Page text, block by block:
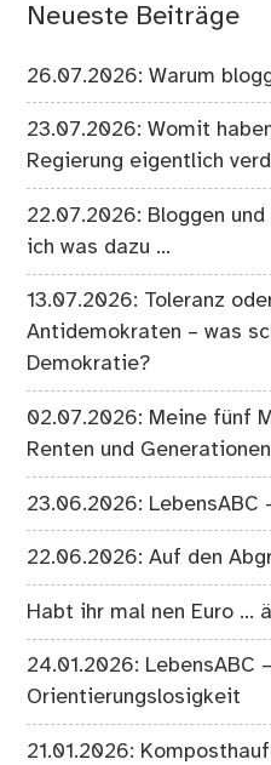
Neueste Beiträge
26.07.2026: Warum
23.07.2026: Womit
Regierung eigentlich
22.07.2026: Bloggen
ich was dazu …
13.07.2026: Toleranz
Antidemokraten – was
Demokratie?
02.07.2026: Meine fünf
Renten und
23.06.2026: LebensABC
22.06.2026: Auf den
Habt ihr mal nen Euro …
24.01.2026: LebensABC
Orientierungslosigkeit
21.01.2026: